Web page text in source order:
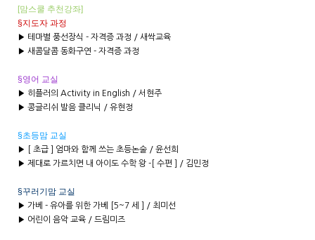
[맘스쿨 추천강좌]
§지도자 과정
▶ 테마별 풍선장식 - 자격증 과정 / 새싹교육
▶ 새콤달콤 동화구연 - 자격증 과정
§영어 교실
▶ 히플러의 Activity in English / 서현주
▶ 콩글리쉬 발음 클리닉 / 유현정
§초등맘 교실
▶ [ 초급 ] 엄마와 함께 쓰는 초등논술 / 윤선희
▶ 제대로 가르치면 내 아이도 수학 왕 -[ 수편 ] / 김민정
§꾸러기맘 교실
▶ 가베 - 유아를 위한 가베 [5~7 세 ] / 최미선
▶ 어린이 음악 교육 / 드림미즈